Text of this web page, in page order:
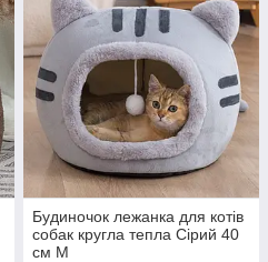
Будиночок лежанка для котів
собак кругла тепла Сірий 40
см M